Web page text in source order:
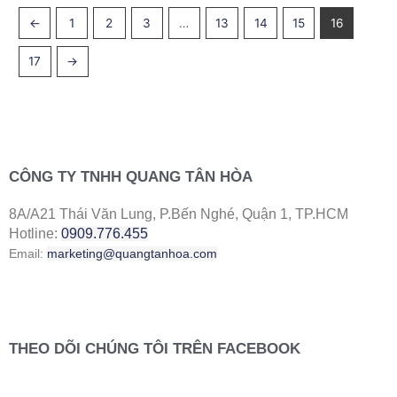
← 1 2 3 … 13 14 15 16
17 →
CÔNG TY TNHH QUANG TÂN HÒA
8A/A21 Thái Văn Lung, P.Bến Nghé, Quận 1, TP.HCM
Hotline: 0909.776.455
Email: marketing@quangtanhoa.com
THEO DÕI CHÚNG TÔI TRÊN FACEBOOK